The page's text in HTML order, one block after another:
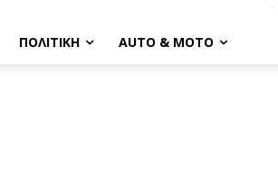
ΠΟΛΙΤΙΚΉ AUTO & MOTO